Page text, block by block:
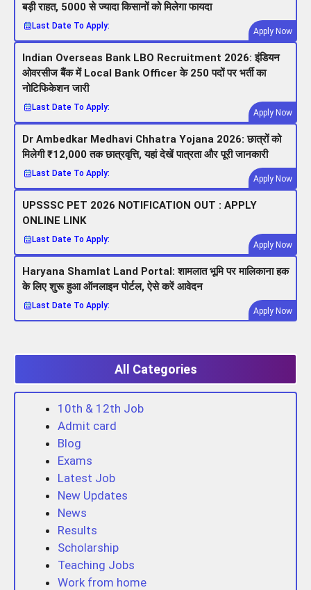
बड़ी राहत, 5000 से ज्यादा किसानों को मिलेगा फायदा
Last Date To Apply:
Apply Now
Indian Overseas Bank LBO Recruitment 2026: इंडियन
ओवरसीज बैंक में Local Bank Officer के 250 पदों पर भर्ती का
नोटिफिकेशन जारी
Last Date To Apply:
Apply Now
Dr Ambedkar Medhavi Chhatra Yojana 2026: छात्रों को
मिलेगी ₹12,000 तक छात्रवृत्ति, यहां देखें पात्रता और पूरी जानकारी
Last Date To Apply:
Apply Now
UPSSSC PET 2026 NOTIFICATION OUT : APPLY
ONLINE LINK
Last Date To Apply:
Apply Now
Haryana Shamlat Land Portal: शामलात भूमि पर मालिकाना हक
के लिए शुरू हुआ ऑनलाइन पोर्टल, ऐसे करें आवेदन
Last Date To Apply:
Apply Now
All Categories
10th & 12th Job
Admit card
Blog
Exams
Latest Job
New Updates
News
Results
Scholarship
Teaching Jobs
Work from home